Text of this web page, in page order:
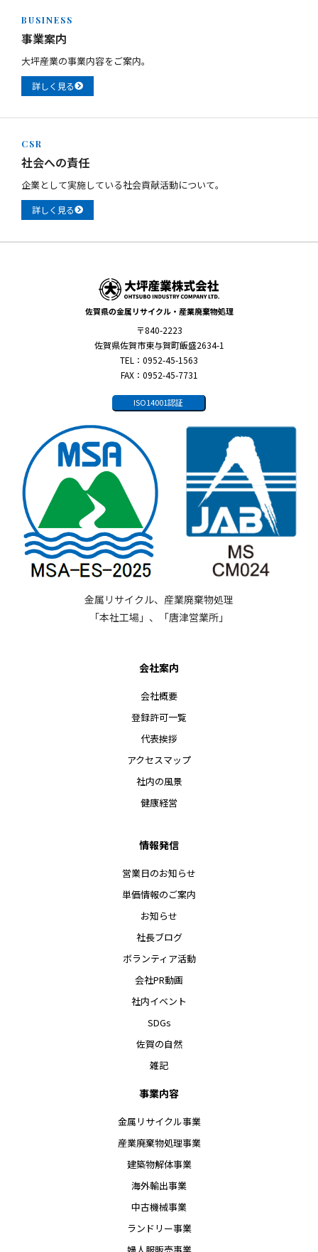
BUSINESS
事業案内
大坪産業の事業内容をご案内。
詳しく見る
CSR
社会への責任
企業として実施している社会貢献活動について。
詳しく見る
佐賀県の金属リサイクル・産業廃棄物処理
〒840-2223
佐賀県佐賀市東与賀町飯盛2634-1
TEL：0952-45-1563
FAX：0952-45-7731
ISO14001認証
金属リサイクル、産業廃棄物処理
「本社工場」、「唐津営業所」
会社案内
会社概要
登録許可一覧
代表挨拶
アクセスマップ
社内の風景
健康経営
情報発信
営業日のお知らせ
単価情報のご案内
お知らせ
社長ブログ
ボランティア活動
会社PR動画
社内イベント
SDGs
佐賀の自然
雑記
事業内容
金属リサイクル事業
産業廃棄物処理事業
建築物解体事業
海外輸出事業
中古機械事業
ランドリー事業